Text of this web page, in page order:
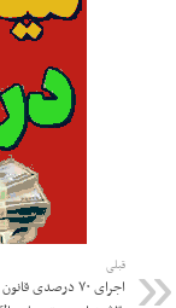
قبلی
اجرای ۷۰ درصدی